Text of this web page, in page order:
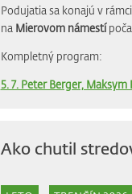
Podujatia sa konajú v
na Mierovom námestí
Kompletný program:
5. 7. Peter Berger,
Ako chutil